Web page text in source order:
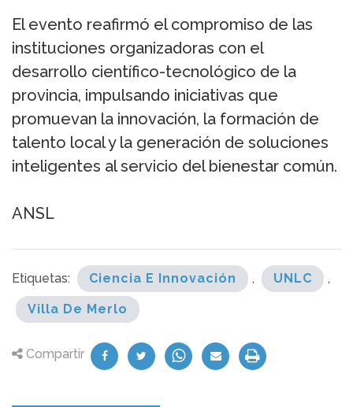
El evento reafirmó el compromiso de las
instituciones organizadoras con el
desarrollo científico-tecnológico de la
provincia, impulsando iniciativas que
promuevan la innovación, la formación de
talento local y la generación de soluciones
inteligentes al servicio del bienestar común.
ANSL
Etiquetas: Ciencia E Innovación , UNLC ,
Villa De Merlo
Compartir